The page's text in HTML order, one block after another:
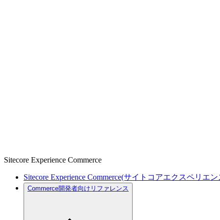
Sitecore Experience Commerce
Sitecore Experience Commerce(サイトコアエクスペリエ
Commerce開発者向けリファレンス